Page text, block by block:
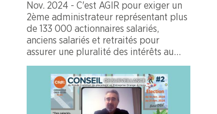
Nov. 2024 - C'est AGIR pour exiger un
2ème administrateur représentant plus
de 133 000 actionnaires salariés,
anciens salariés et retraités pour
assurer une pluralité des intérêts au
Conseil d’Administration d’Orange.